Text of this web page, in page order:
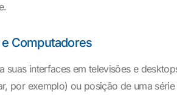
Computadores
suas interfaces em televisões e
por exemplo) ou posição de uma